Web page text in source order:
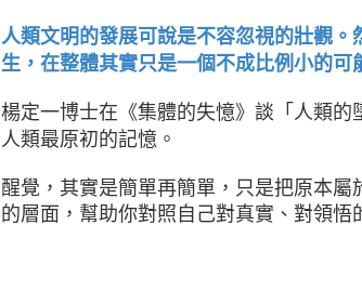
人類文明的發展可說是不容忽視的壯觀
生，在整體其實只是一個不成比例小的可
楊定一博士在《集體的失憶》談「人類
人類最原初的記憶。
醒覺，其實是簡單再簡單，只是把原本屬
的層面，幫助你對照自己對真實、對領